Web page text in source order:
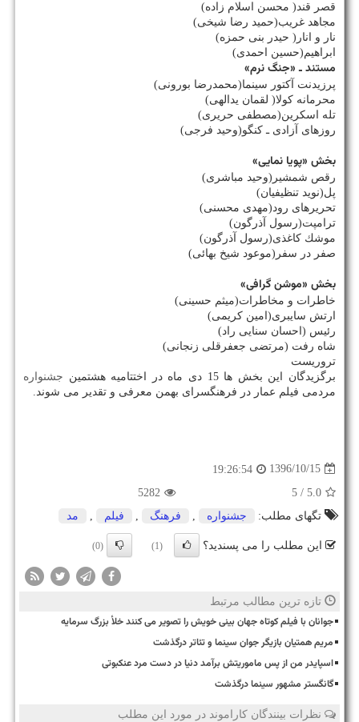
قصر قند( محسن اسلام زاده)
مجاهد غریب(حمید رضا شیخی)
نار و انار( حیدر بنی حمزه)
ابراهیم(حسین احمدی)
مستند ـ «جنگ نرم»
پرزیدنت آكتور سینما(محمدرضا بورونی)
محرمانه كولا( لقمان یدالهی)
تله اسكرین(مصطفی حریری)
روزهای آزادی ـ كنگو(وحید فرجی)
بخش «پویا نمایی»
رقص شمشیر(وحید مباشری)
پل(نوید تنظیفیان)
تحریرهای رود(مهدی محسنی)
ترامپت(رسول آذرگون)
موشك كاغذی(رسول آذرگون)
صفر در سفر(موعود شیخ بهائی)
بخش «موشن گرافی»
خاطرات و مخاطرات(میثم حسینی)
ارتش سایبری(امین كریمی)
رئیس (احسان سنایی راد)
شاه رفت (مرتضی جعفرقلی زنجانی)
تروریست
برگزیدگان این بخش ها 15 دی ماه در اختتامیه هشتمین
جشنواره
مردمی فیلم عمار در فرهنگسرای بهمن معرفی و تقدیر می شوند.
1396/10/15
19:26:54
5.0
/ 5
5282
تگهای مطلب:
جشنواره , فرهنگ , فیلم , مد
این مطلب را می پسندید؟ (1)
(0)
تازه ترین مطالب مرتبط
جوانان با فیلم کوتاه جهان بینی خویش را تصویر می کنند خلأ بزرگ سرمایه
مریم همتیان بازیگر جوان سینما و تئاتر درگذشت
اسپایدر من از پس ماموریتش برآمد دنیا در دست مرد عنکبوتی
گانگستر مشهور سینما درگذشت
نظرات بینندگان کاراموند در مورد این مطلب